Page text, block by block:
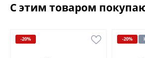
Длина 16 см и хвост — удлинение 5
С этим товаром
-20% -20%